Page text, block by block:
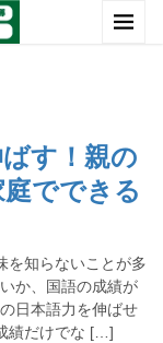
ばす！親の
でできる
を知らないことが多
か、国語の成績が
日本語力を伸ばせ
績だけでな […]